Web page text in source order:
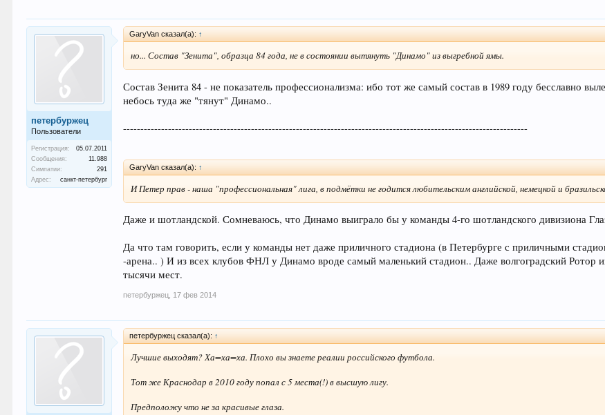
петербуржец
Пользователи
Регистрация:
05.07.2011
Сообщения:
11.988
Симпатии:
291
Адрес:
санкт-петербург
GaryVan сказал(а): ↑
но... Состав "Зенита", образца 84 года, не в состоянии вытянуть "Динамо" из выгребной ямы.
Состав Зенита 84 - не показатель профессионализма: ибо тот же самый состав в 1989 году бесславно
небось туда же "тянут" Динамо..
---------------------------------------------------------------------------------------------------------------------
GaryVan сказал(а): ↑
И Петер прав - наша "профессиональная" лига, в подмётки не годится любительским английской, немецкой и
Даже и шотландской. Сомневаюсь, что Динамо выиграло бы у команды 4-го шотландского дивизиона
Да что там говорить, если у команды нет даже приличного стадиона (в Петербурге с приличными
-арена.. ) И из всех клубов ФНЛ у Динамо вроде самый маленький стадион.. Даже волгоградский Ротор
тысячи мест.
петербуржец 17 фев 2014
петербуржец сказал(а): ↑
Лучшие выходят? Ха=ха=ха. Плохо вы знаете реалии российского футбола.
Тот же Краснодар в 2010 году попал с 5 места(!) в высшую лигу.
Предположу что не за красивые глаза.